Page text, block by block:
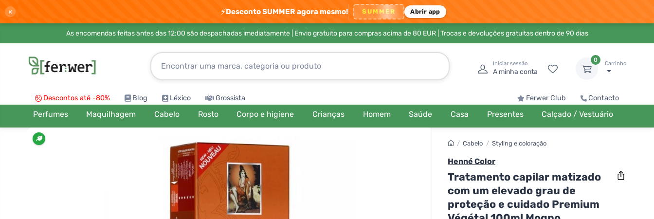
× ⚡Desconto SUMMER agora mesmo! SUMMER Abrir app
As encomendas feitas antes das 12:00 são despachadas imediatamente | Envio gratuito para compras acima de 80 EUR| Trocas e devoluções gratuitas dentro de 90 dias
Iniciar sessão
A minha conta
0
Carrinho
Descontos até -80% Blog Léxico Grossista Ferwer Club Contacto
Perfumes Maquilhagem Cabelo Rosto Corpo e higiene Crianças Homem Saúde Casa Presentes Calçado / Vestuário
/ Cabelo / Styling e coloração
Henné Color
Tratamento capilar matizado
com um elevado grau de
proteção e cuidado Premium